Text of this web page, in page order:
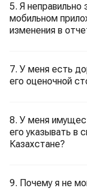
5. Я
мобильном
изменения в
7. У меня есть
его оценочной
8. У меня
его указывать в
Казахстане?
9. Почему я не